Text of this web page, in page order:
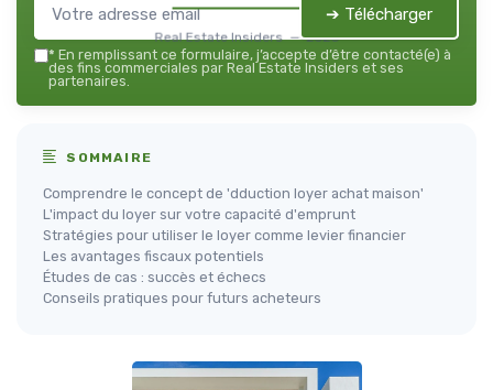
Real Estate Insiders — 2026
➔ Télécharger
* En remplissant ce formulaire, j’accepte d’être contacté(e) à
des fins commerciales par Real Estate Insiders et ses
partenaires.
SOMMAIRE
Comprendre le concept de 'dduction loyer achat maison'
L'impact du loyer sur votre capacité d'emprunt
Stratégies pour utiliser le loyer comme levier financier
Les avantages fiscaux potentiels
Études de cas : succès et échecs
Conseils pratiques pour futurs acheteurs